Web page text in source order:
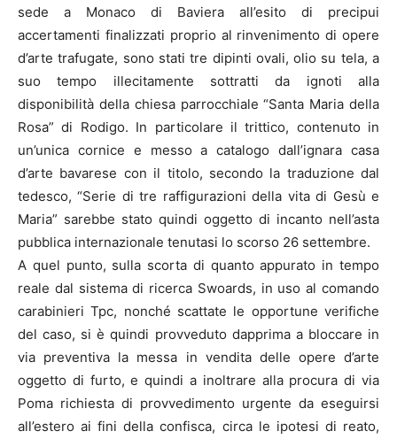
sede a Monaco di Baviera all’esito di precipui
accertamenti finalizzati proprio al rinvenimento di opere
d’arte trafugate, sono stati tre dipinti ovali, olio su tela, a
suo tempo illecitamente sottratti da ignoti alla
disponibilità della chiesa parrocchiale “Santa Maria della
Rosa” di Rodigo. In particolare il trittico, contenuto in
un’unica cornice e messo a catalogo dall’ignara casa
d’arte bavarese con il titolo, secondo la traduzione dal
tedesco, “Serie di tre raffigurazioni della vita di Gesù e
Maria” sarebbe stato quindi oggetto di incanto nell’asta
pubblica internazionale tenutasi lo scorso 26 settembre.
A quel punto, sulla scorta di quanto appurato in tempo
reale dal sistema di ricerca Swoards, in uso al comando
carabinieri Tpc, nonché scattate le opportune verifiche
del caso, si è quindi provveduto dapprima a bloccare in
via preventiva la messa in vendita delle opere d’arte
oggetto di furto, e quindi a inoltrare alla procura di via
Poma richiesta di provvedimento urgente da eseguirsi
all’estero ai fini della confisca, circa le ipotesi di reato,